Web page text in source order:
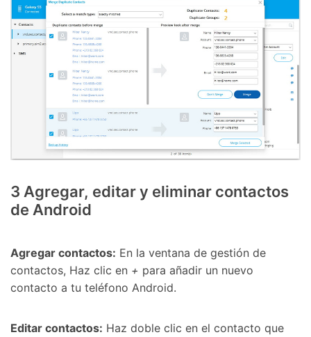
3 Agregar, editar y eliminar contactos
de Android
Agregar contactos: En la ventana de gestión de
contactos, Haz clic en + para añadir un nuevo
contacto a tu teléfono Android.
Editar contactos: Haz doble clic en el contacto que